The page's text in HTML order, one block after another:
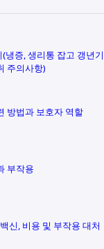
냉증, 생리통 잡고 갱년기
주의사항)
방법과 보호자 역할
부작용
신, 비용 및 부작용 대처